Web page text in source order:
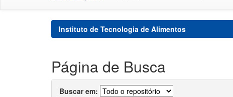
Instituto de Tecnologia de Alimentos
Página de Busca
Buscar em: